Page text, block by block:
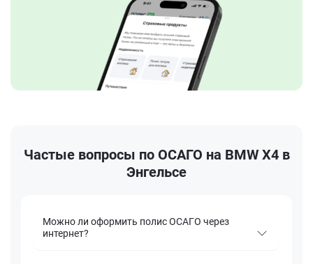
Частые вопросы по ОСАГО на BMW X4 в
Энгельсе
Можно ли оформить полис ОСАГО через
интернет?